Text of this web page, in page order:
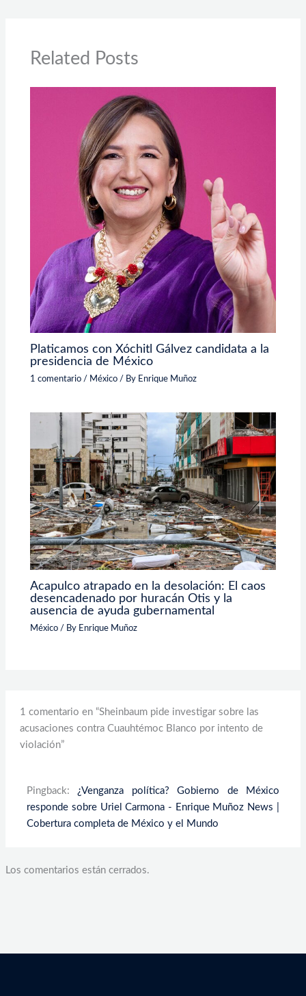
Related Posts
Platicamos con Xóchitl Gálvez candidata a la
presidencia de México
1 comentario / México / By Enrique Muñoz
Acapulco atrapado en la desolación: El caos
desencadenado por huracán Otis y la
ausencia de ayuda gubernamental
México / By Enrique Muñoz
1 comentario en “Sheinbaum pide investigar sobre las
acusaciones contra Cuauhtémoc Blanco por intento de
violación”
Pingback:¿Venganza política? Gobierno de México
responde sobre Uriel Carmona - Enrique Muñoz News |
Cobertura completa de México y el Mundo
Los comentarios están cerrados.